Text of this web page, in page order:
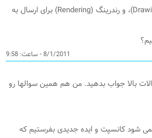
اسکچ (Sketch)، طراحی خطی (Drawing)، و رندرینگ (Rendering) برای ارسال به
8/1/2011 - ساعت: 9:58
بالا جواب بدهید. من هم همین سوالها رو
شود کانسپت و ایده جدیدی بفرستیم که